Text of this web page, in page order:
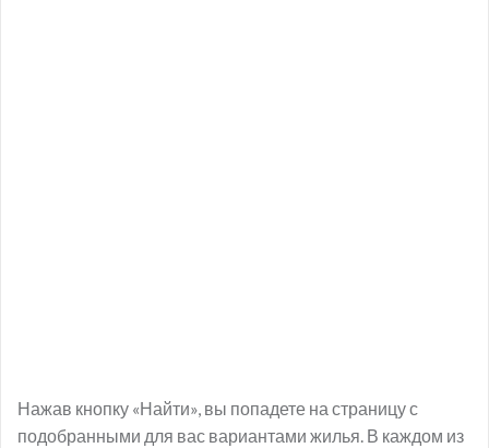
Нажав кнопку «Найти», вы попадете на страницу с
подобранными для вас вариантами жилья. В каждом из